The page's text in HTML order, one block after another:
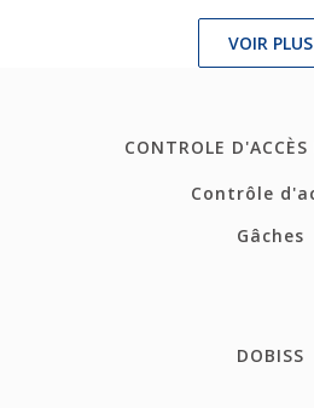
VOIR PLUS
CONTROLE D'ACCÈS
Contrôle
Gâches
DOBISS